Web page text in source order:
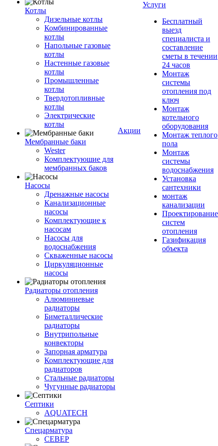
Котлы
Дизельные котлы
Комбинированные
котлы
Напольные газовые
котлы
Настенные газовые
котлы
Промышленные
котлы
Твердотопливные
котлы
Электрические
котлы
Мембранные баки
Wester
Комплектуюшие для
мембранных баков
Насосы
Дренажные насосы
Канализационные
насосы
Комплектующие к
насосам
Насосы для
водоснабжения
Скваженные насосы
Циркуляционные
насосы
Радиаторы отопления
Алюминиевые
радиаторы
Биметаллические
радиаторы
Внутрипольные
конвекторы
Запорная арматура
Комплектующие для
радиаторов
Стальные радиаторы
Чугунные радиаторы
Септики
AQUATECH
Спецарматура
СЕВЕР
Акции
Услуги
Бесплатный
выезд
специалиста и
составление
сметы в течении
24 часов
Монтаж
системы
отопления под
ключ
Монтаж
котельного
оборудования
Монтаж теплого
пола
Монтаж
системы
водоснабжения
Установка
сантехники
монтаж
канализации
Проектирование
систем
отопления
Газификация
объекта